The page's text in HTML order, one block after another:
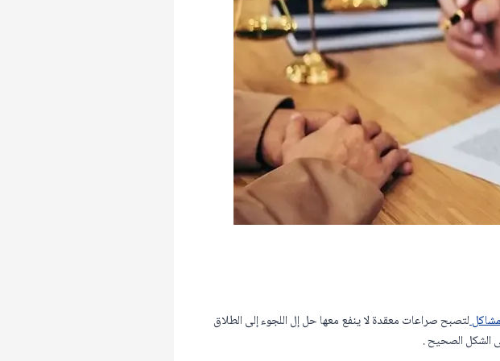
لتصبح صراعات معقدة لا ينفع معها حل إل اللجوء إلى الطلاق
الشكل الصحيح .